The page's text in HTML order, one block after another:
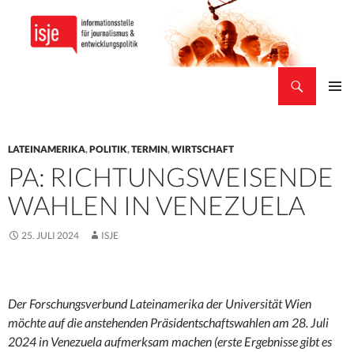
LATEINAMERIKA,POLITIK,TERMIN,WIRTSCHAFT
PA: RICHTUNGSWEISENDE
WAHLEN IN VENEZUELA
25. JULI 2024 ISJE
Der Forschungsverbund Lateinamerika der Universität Wien
möchte auf die anstehenden Präsidentschaftswahlen am 28. Juli
2024 in Venezuela aufmerksam machen (erste Ergebnisse gibt es